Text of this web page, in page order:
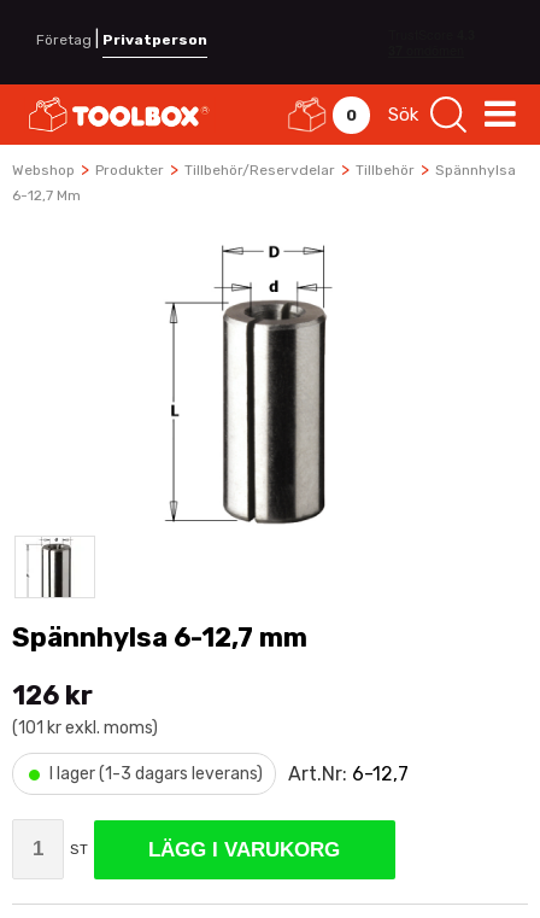
Företag Privatperson
0 Sök
Webshop > Produkter > Tillbehör/Reservdelar > Tillbehör > Spännhylsa
6-12,7 Mm
Spännhylsa 6-12,7 mm
126 kr
(101 kr exkl. moms)
• I lager (1-3 dagars leverans) Art.Nr: 6-12,7
ST LÄGG I VARUKORG